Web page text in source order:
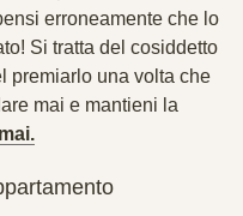
erroneamente che lo
Si tratta del cosiddetto
premiarlo una volta che
mai e mantieni la